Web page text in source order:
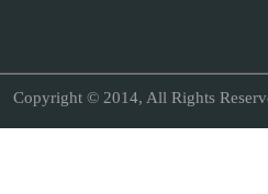
Copyright © 2014, All Rights